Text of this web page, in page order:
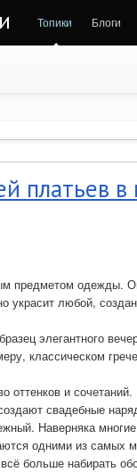
Топики Блоги
платьев
предметом одежды.
украсит любой,
элегантного
классическом
оттенков и
свадебные
Наверняка
одними из самых
больше набирать